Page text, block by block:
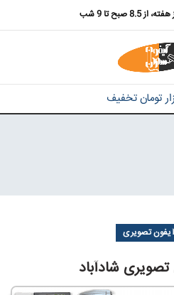
صبح تا 9 شب
تصویری
تصویری شادآباد